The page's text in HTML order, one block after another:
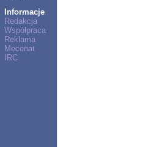
Informacje
Redakcja
Współpraca
Reklama
Mecenat
IRC